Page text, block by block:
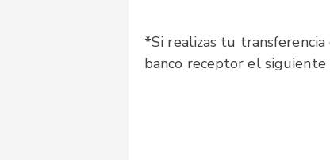
*Si realizas tu transferencia
banco receptor el siguiente